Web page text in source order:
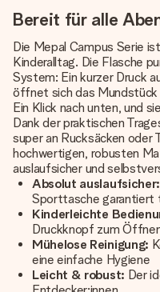
Bereit für alle
Die Mepal Campus Serie
Kinderalltag. Die Flasche
System: Ein kurzer Druck
öffnet sich das Mundstück
Ein Klick nach unten, und
Dank der praktischen
super an Rucksäcken oder
hochwertigen, robusten
auslaufsicher und
Absolut auslaufsicher:
Sporttasche garantiert
Kinderleichte
Druckknopf zum
Mühelose Reinigung:
eine einfache Hygiene
Leicht & robust: Der